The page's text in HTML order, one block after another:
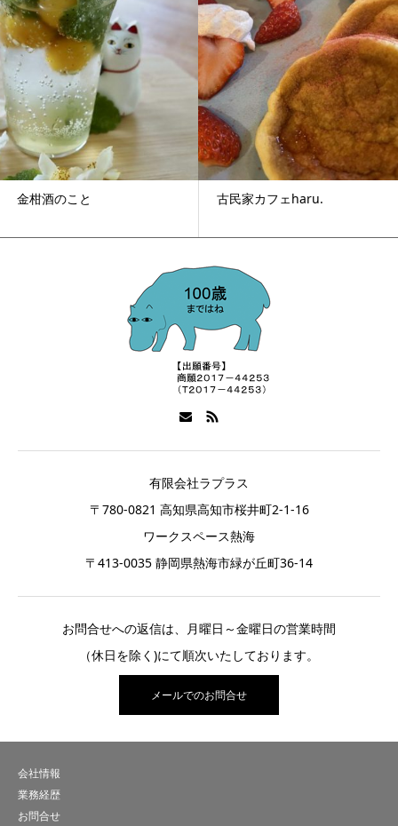
金柑酒のこと 古民家カフェharu.
有限会社ラプラス
〒780-0821 高知県高知市桜井町2-1-16
ワークスペース熱海
〒413-0035 静岡県熱海市緑が丘町36-14
お問合せへの返信は、月曜日～金曜日の営業時間
（休日を除く)にて順次いたしております。
メールでのお問合せ
会社情報
業務経歴
お問合せ